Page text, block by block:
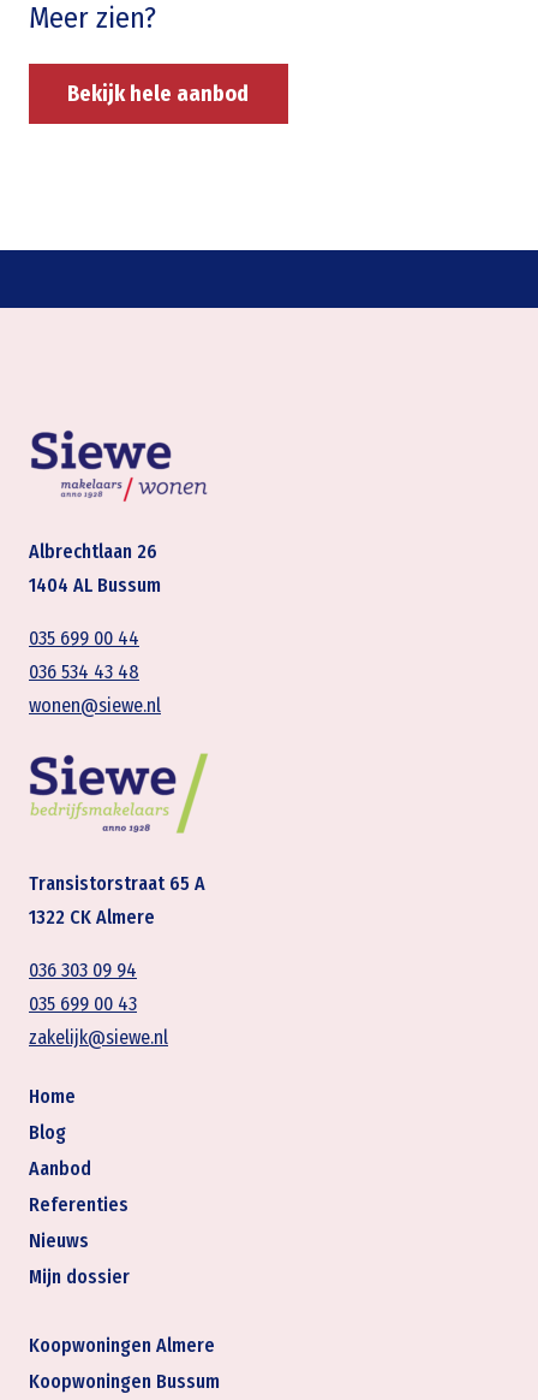
Meer zien?
Bekijk hele aanbod
Albrechtlaan 26
1404 AL Bussum
035 699 00 44
036 534 43 48
wonen@siewe.nl
Transistorstraat 65 A
1322 CK Almere
036 303 09 94
035 699 00 43
zakelijk@siewe.nl
Home
Blog
Aanbod
Referenties
Nieuws
Mijn dossier
Koopwoningen Almere
Koopwoningen Bussum